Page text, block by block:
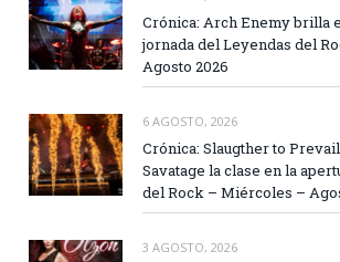
Crónica: Arch Enemy brilla
jornada del Leyendas del
Agosto 2026
6 AGOSTO, 2026
Crónica: Slaugther to
Savatage la clase en la
del Rock – Miércoles –
3 AGOSTO, 2026